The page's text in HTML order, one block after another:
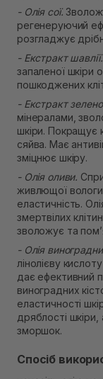
- Олія сої.
регенеруючий
розгладжує
- Екстракт шавлії.
запаленої шкіри
пошкоджених
- Екстракт
мінералами,
шкіри. Покращує
сяйва. Має
зміцнює шкіру.
- Олія оливи.
живлющої вологи
еластичність.
змертвілих
зволожує та
- Олія
лінолієву
дає ефективний
виноградних
еластичності
дряблості
зморшок.
Спосіб